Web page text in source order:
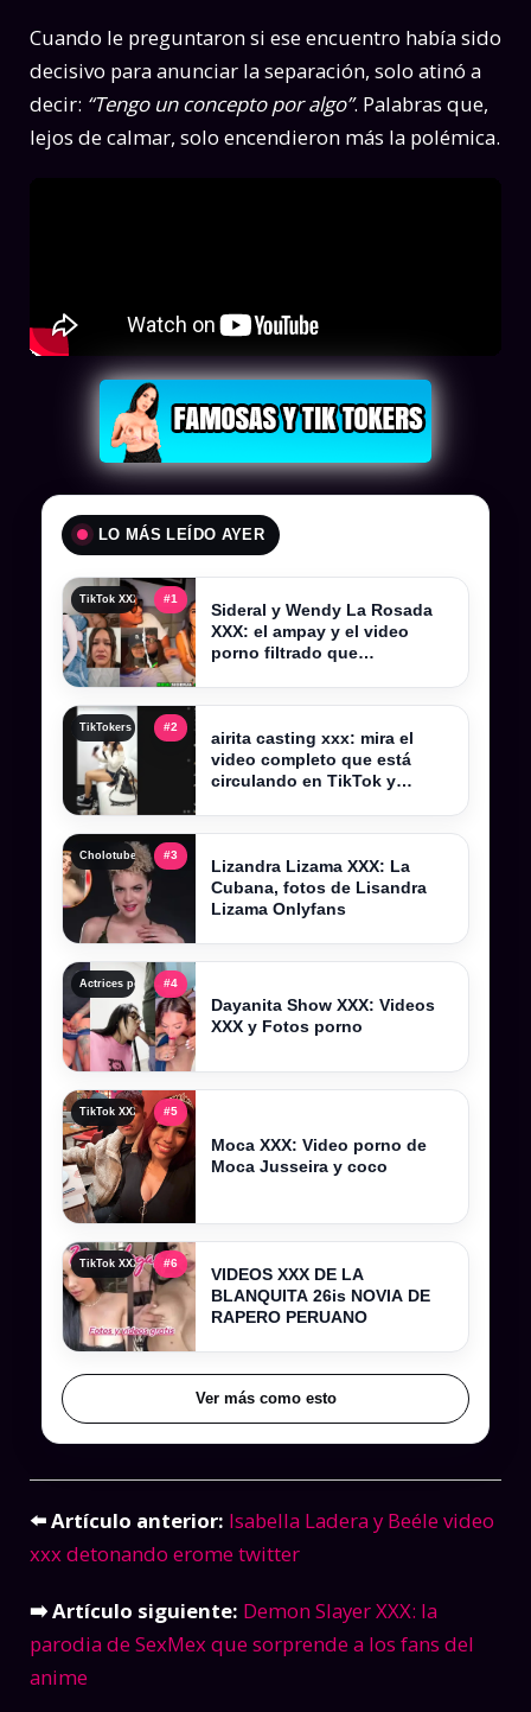
Cuando le preguntaron si ese encuentro había sido
decisivo para anunciar la separación, solo atinó a
decir: “Tengo un concepto por algo”. Palabras que,
lejos de calmar, solo encendieron más la polémica.
LO MÁS LEÍDO AYER
#1
TikTok XXX , tiktokers xxx y videos filtrados completos
Sideral y Wendy La Rosada
XXX: el ampay y el video
porno filtrado que
#2
TikTokers XXX peruanas, videos filtrados y contenido completo actualizado
airita casting xxx: mira el
video completo que está
circulando en TikTok y
#3
Cholotube 2026, cholotube peru y contenido actualizado
Lizandra Lizama XXX: La
Cubana, fotos de Lisandra
Lizama Onlyfans
#4
Actrices porno y actrices xxx: perfiles, categorías y tendencias
Dayanita Show XXX: Videos
XXX y Fotos porno
#5
TikTok XXX , tiktokers xxx y videos filtrados completos
Moca XXX: Video porno de
Moca Jusseira y coco
#6
TikTok XXX , tiktokers xxx y videos filtrados completos
VIDEOS XXX DE LA
BLANQUITA 26is NOVIA DE
RAPERO PERUANO
Ver más como esto
⬅️ Artículo anterior: Isabella Ladera y Beéle video
xxx detonando erome twitter
➡️ Artículo siguiente: Demon Slayer XXX: la
parodia de SexMex que sorprende a los fans del
anime